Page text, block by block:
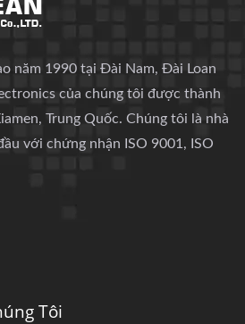
năm 1990 tại Đài Nam, Đài Loan
của chúng tôi được thành
Trung Quốc. Chúng tôi là nhà
với chứng nhận ISO 9001, ISO
Tôi